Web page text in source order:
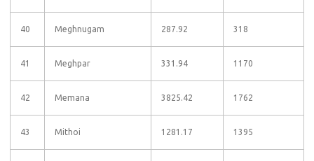
40 Meghnugam 287.92 318
41 Meghpar 331.94 1170
42 Memana 3825.42 1762
43 Mithoi 1281.17 1395